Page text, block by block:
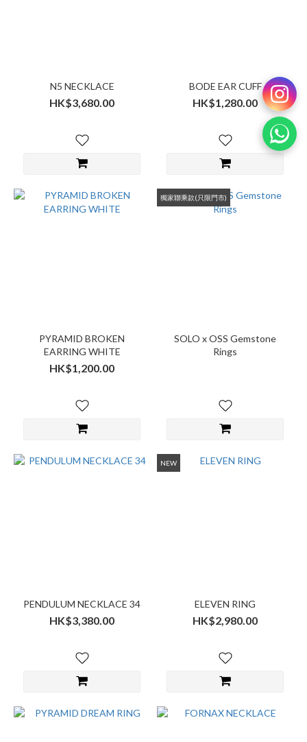
N5 NECKLACE
HK$3,680.00
BODE EAR CUFF
HK$1,280.00
PYRAMID BROKEN
EARRING WHITE
HK$1,200.00
獨家聯乘款(只限門市)
SOLO x OSS Gemstone
Rings
PENDULUM NECKLACE 34
HK$3,380.00
NEW
ELEVEN RING
HK$2,980.00